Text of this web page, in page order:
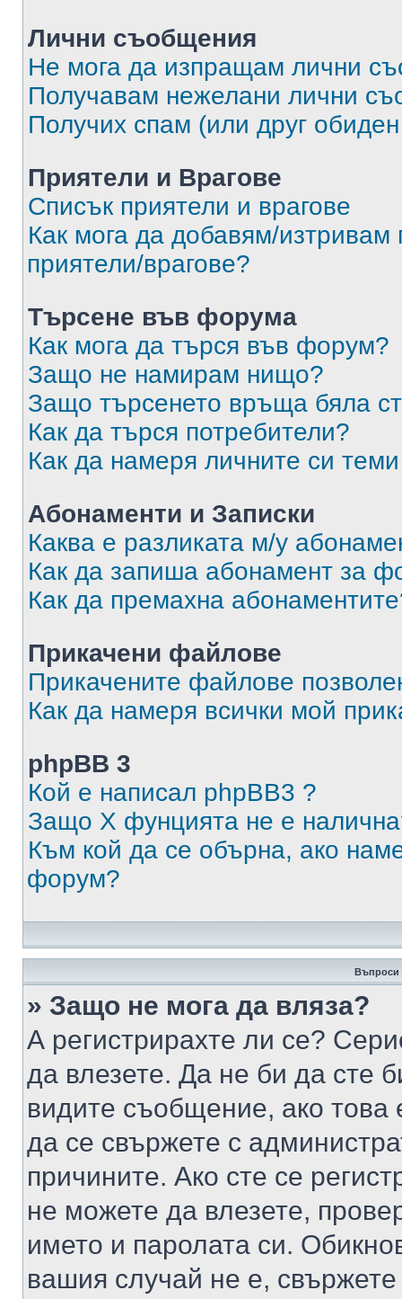
Лични съобщения
Не мога да изпращам лични
Получавам нежелани лични
Получих спам (или друг
Приятели и Врагове
Списък приятели и врагове
Как мога да добавям/изтривам
приятели/врагове?
Търсене във форума
Как мога да търся във форум?
Защо не намирам нищо?
Защо търсенето връща бяла
Как да търся потребители?
Как да намеря личните си
Абонаменти и Записки
Каква е разликата м/у
Как да запиша абонамент за
Как да премахна
Прикачени файлове
Прикачените файлове
Как да намеря всички мой
phpBB 3
Кой е написал phpBB3 ?
Защо X фунцията не е
Към кой да се обърна, ако
форум?
Въпроси
» Защо не мога да вляза?
А регистрирахте ли се?
да влезете. Да не би да сте
видите съобщение, ако това
да се свържете с
причините. Ако сте се
не можете да влезете,
името и паролата си.
вашия случай не е,